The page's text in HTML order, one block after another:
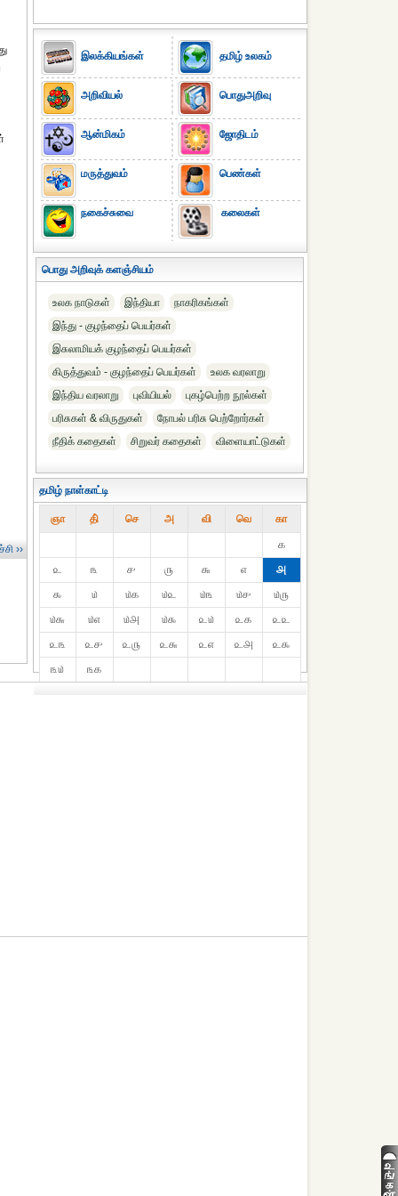
››
இலக்கியங்கள்
அறிவியல்
ஆன்மிகம்
மருத்துவம்
நகைச்சுவை
தமிழ் உலகம்
பொதுஅறிவு
ஜோதிடம்
பெண்கள்
கலைகள்
பொது அறிவுக் களஞ்சியம்
உலக நாடுகள் இந்தியா
நாகரிகங்கள்
இந்து - குழந்தைப் பெயர்கள்
இசுலாமியக் குழந்தைப் பெயர்கள்
கிருத்துவம் - குழந்தைப் பெயர்கள்
உலக வரலாறு
இந்திய வரலாறு
புவியியல்
புகழ்பெற்ற நூல்கள்
பரிசுகள் & விருதுகள்
நோபல் பரிசு‎ பெற்றோர்‎கள்
நீதிக் கதைகள்
சிறுவர் கதைகள் விளையாட்டுகள்
தமிழ் நாள்காட்டி
ஞா தி் செ அ வி வெ கா
௧
௨
௩ ௪ ௫ ௬ ௭
௮
௯
௰ ௰௧ ௰௨ ௰௩ ௰௪
௰௫
௰௬
௰௭ ௰௮ ௰௯ ௨௰ ௨௧
௨௨
௨௩
௨௪ ௨௫ ௨௬ ௨௭ ௨௮
௨௯
௩௰
௩௧